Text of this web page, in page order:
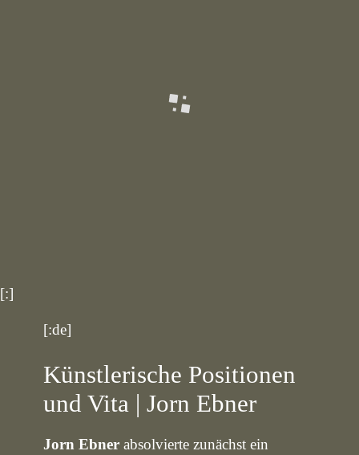
[:]
[:de]
Künstlerische Positionen
und Vita | Jorn Ebner
Jorn Ebnerabsolvierte zunächst ein